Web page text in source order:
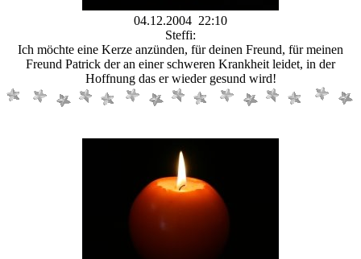
04.12.2004 22:10
Steffi:
Ich möchte eine Kerze anzünden, für deinen Freund, für meinen
Freund Patrick der an einer schweren Krankheit leidet, in der
Hoffnung das er wieder gesund wird!